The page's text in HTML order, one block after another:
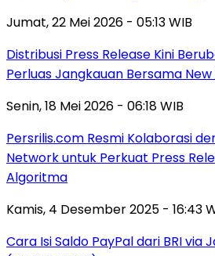
Jumat, 22 Mei 2026 - 05:13 WIB
Distribusi Press Release Kini
Perluas Jangkauan Bersama
Senin, 18 Mei 2026 - 06:18 WIB
Persrilis.com Resmi Kolaborasi
Network untuk Perkuat Press
Algoritma
Kamis, 4 Desember 2025 - 16:43
Cara Isi Saldo PayPal dari BRI via